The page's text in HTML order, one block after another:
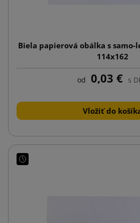
Biela papierová obálka s samo-
114x162
od 0,03 € s
Vložiť do